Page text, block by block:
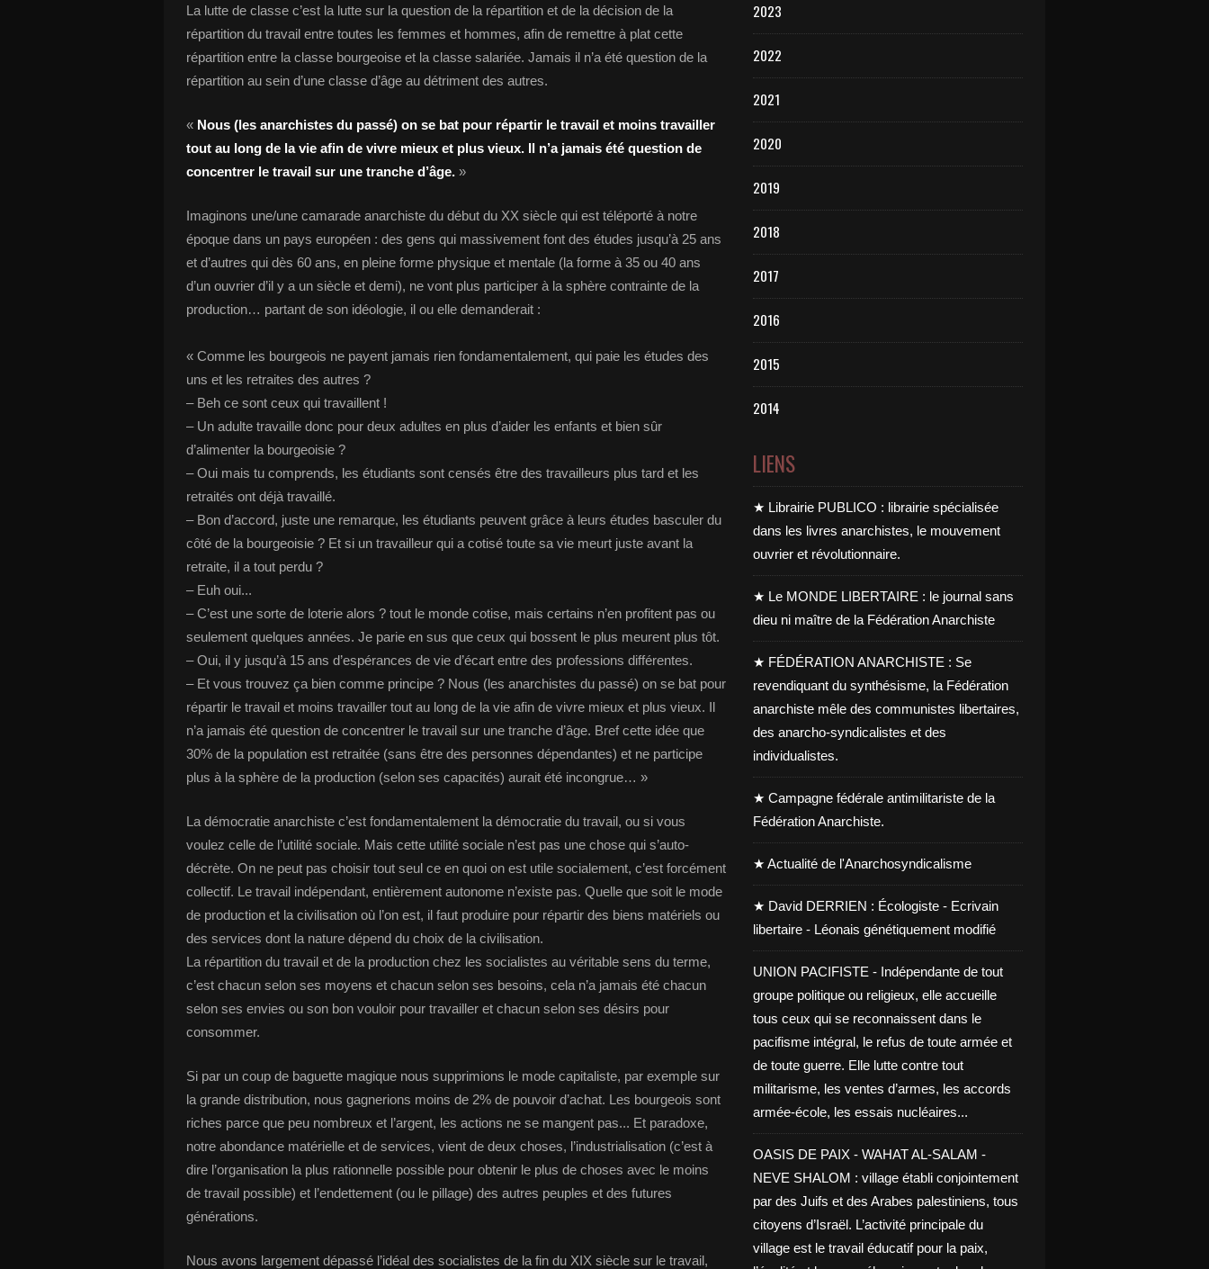
La lutte de classe c’est la lutte sur la question de la répartition et de la décision de la
répartition du travail entre toutes les femmes et hommes, afin de remettre à plat cette
répartition entre la classe bourgeoise et la classe salariée. Jamais il n’a été question de la
répartition au sein d’une classe d’âge au détriment des autres.
« Nous (les anarchistes du passé) on se bat pour répartir le travail et moins travailler
tout au long de la vie afin de vivre mieux et plus vieux. Il n’a jamais été question de
concentrer le travail sur une tranche d’âge. »
Imaginons une/une camarade anarchiste du début du XX siècle qui est téléporté à notre
époque dans un pays européen : des gens qui massivement font des études jusqu’à 25 ans
et d’autres qui dès 60 ans, en pleine forme physique et mentale (la forme à 35 ou 40 ans
d’un ouvrier d’il y a un siècle et demi), ne vont plus participer à la sphère contrainte de la
production… partant de son idéologie, il ou elle demanderait :
« Comme les bourgeois ne payent jamais rien fondamentalement, qui paie les études des
uns et les retraites des autres ?
– Beh ce sont ceux qui travaillent !
– Un adulte travaille donc pour deux adultes en plus d’aider les enfants et bien sûr
d’alimenter la bourgeoisie ?
– Oui mais tu comprends, les étudiants sont censés être des travailleurs plus tard et les
retraités ont déjà travaillé.
– Bon d’accord, juste une remarque, les étudiants peuvent grâce à leurs études basculer du
côté de la bourgeoisie ? Et si un travailleur qui a cotisé toute sa vie meurt juste avant la
retraite, il a tout perdu ?
– Euh oui...
– C’est une sorte de loterie alors ? tout le monde cotise, mais certains n’en profitent pas ou
seulement quelques années. Je parie en sus que ceux qui bossent le plus meurent plus tôt.
– Oui, il y jusqu’à 15 ans d’espérances de vie d’écart entre des professions différentes.
– Et vous trouvez ça bien comme principe ? Nous (les anarchistes du passé) on se bat pour
répartir le travail et moins travailler tout au long de la vie afin de vivre mieux et plus vieux. Il
n’a jamais été question de concentrer le travail sur une tranche d’âge. Bref cette idée que
30% de la population est retraitée (sans être des personnes dépendantes) et ne participe
plus à la sphère de la production (selon ses capacités) aurait été incongrue… »
La démocratie anarchiste c’est fondamentalement la démocratie du travail, ou si vous
voulez celle de l’utilité sociale. Mais cette utilité sociale n’est pas une chose qui s’auto-
décrète. On ne peut pas choisir tout seul ce en quoi on est utile socialement, c’est forcément
collectif. Le travail indépendant, entièrement autonome n’existe pas. Quelle que soit le mode
de production et la civilisation où l’on est, il faut produire pour répartir des biens matériels ou
des services dont la nature dépend du choix de la civilisation.
La répartition du travail et de la production chez les socialistes au véritable sens du terme,
c’est chacun selon ses moyens et chacun selon ses besoins, cela n’a jamais été chacun
selon ses envies ou son bon vouloir pour travailler et chacun selon ses désirs pour
consommer.
Si par un coup de baguette magique nous supprimions le mode capitaliste, par exemple sur
la grande distribution, nous gagnerions moins de 2% de pouvoir d’achat. Les bourgeois sont
riches parce que peu nombreux et l’argent, les actions ne se mangent pas... Et paradoxe,
notre abondance matérielle et de services, vient de deux choses, l’industrialisation (c’est à
dire l’organisation la plus rationnelle possible pour obtenir le plus de choses avec le moins
de travail possible) et l’endettement (ou le pillage) des autres peuples et des futures
générations.
Nous avons largement dépassé l’idéal des socialistes de la fin du XIX siècle sur le travail,
2023
2022
2021
2020
2019
2018
2017
2016
2015
2014
LIENS
★ Librairie PUBLICO : librairie spécialisée
dans les livres anarchistes, le mouvement
ouvrier et révolutionnaire.
★ Le MONDE LIBERTAIRE : le journal sans
dieu ni maître de la Fédération Anarchiste
★ FÉDÉRATION ANARCHISTE : Se
revendiquant du synthésisme, la Fédération
anarchiste mêle des communistes libertaires,
des anarcho-syndicalistes et des
individualistes.
★ Campagne fédérale antimilitariste de la
Fédération Anarchiste.
★ Actualité de l'Anarchosyndicalisme
★ David DERRIEN : Écologiste - Ecrivain
libertaire - Léonais génétiquement modifié
UNION PACIFISTE - Indépendante de tout
groupe politique ou religieux, elle accueille
tous ceux qui se reconnaissent dans le
pacifisme intégral, le refus de toute armée et
de toute guerre. Elle lutte contre tout
militarisme, les ventes d’armes, les accords
armée-école, les essais nucléaires...
OASIS DE PAIX - WAHAT AL-SALAM -
NEVE SHALOM : village établi conjointement
par des Juifs et des Arabes palestiniens, tous
citoyens d’Israël. L’activité principale du
village est le travail éducatif pour la paix,